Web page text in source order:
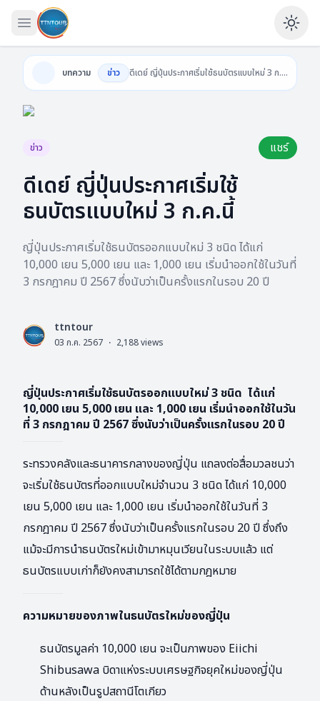
เปิดเมนู
บทความ ข่าว ดีเดย์ ญี่ปุ่นประกาศเริ่มใช้ธนบัตรแบบใหม่ 3 ก.ค.นี้
ข่าว แชร์
ดีเดย์ ญี่ปุ่นประกาศเริ่มใช้
ธนบัตรแบบใหม่ 3 ก.ค.นี้
ญี่ปุ่นประกาศเริ่มใช้ธนบัตรออกแบบใหม่ 3 ชนิด ได้แก่
10,000 เยน 5,000 เยน และ 1,000 เยน เริ่มนำออกใช้ในวันที่
3 กรกฎาคม ปี 2567 ซึ่งนับว่าเป็นครั้งแรกในรอบ 20 ปี
L
ttntour
03 ก.ค. 2567 · 2,188views
ญี่ปุ่นประกาศเริ่มใช้ธนบัตรออกแบบใหม่ 3 ชนิด ได้แก่
10,000 เยน 5,000 เยน และ 1,000 เยน เริ่มนำออกใช้ในวัน
ที่ 3 กรกฎาคม ปี 2567 ซึ่งนับว่าเป็นครั้งแรกในรอบ 20 ปี
ระทรวงคลังและธนาคารกลางของญี่ปุ่น แถลงต่อสื่อมวลชนว่า
จะเริ่มใช้ธนบัตรที่ออกแบบใหม่จำนวน 3 ชนิด ได้แก่ 10,000
เยน 5,000 เยน และ 1,000 เยน เริ่มนำออกใช้ในวันที่ 3
กรกฎาคม ปี 2567 ซึ่งนับว่าเป็นครั้งแรกในรอบ 20 ปี ซึ่งถึง
แม้จะมีการนำธนบัตรใหม่เข้ามาหมุนเวียนในระบบแล้ว แต่
ธนบัตรแบบเก่าก็ยังคงสามารถใช้ได้ตามกฎหมาย
ความหมายของภาพในธนบัตรใหม่ของญี่ปุ่น
ธนบัตรมูลค่า 10,000 เยน จะเป็นภาพของ Eiichi
Shibusawa บิดาแห่งระบบเศรษฐกิจยุคใหม่ของญี่ปุ่น
ด้านหลังเป็นรูปสถานีโตเกียว